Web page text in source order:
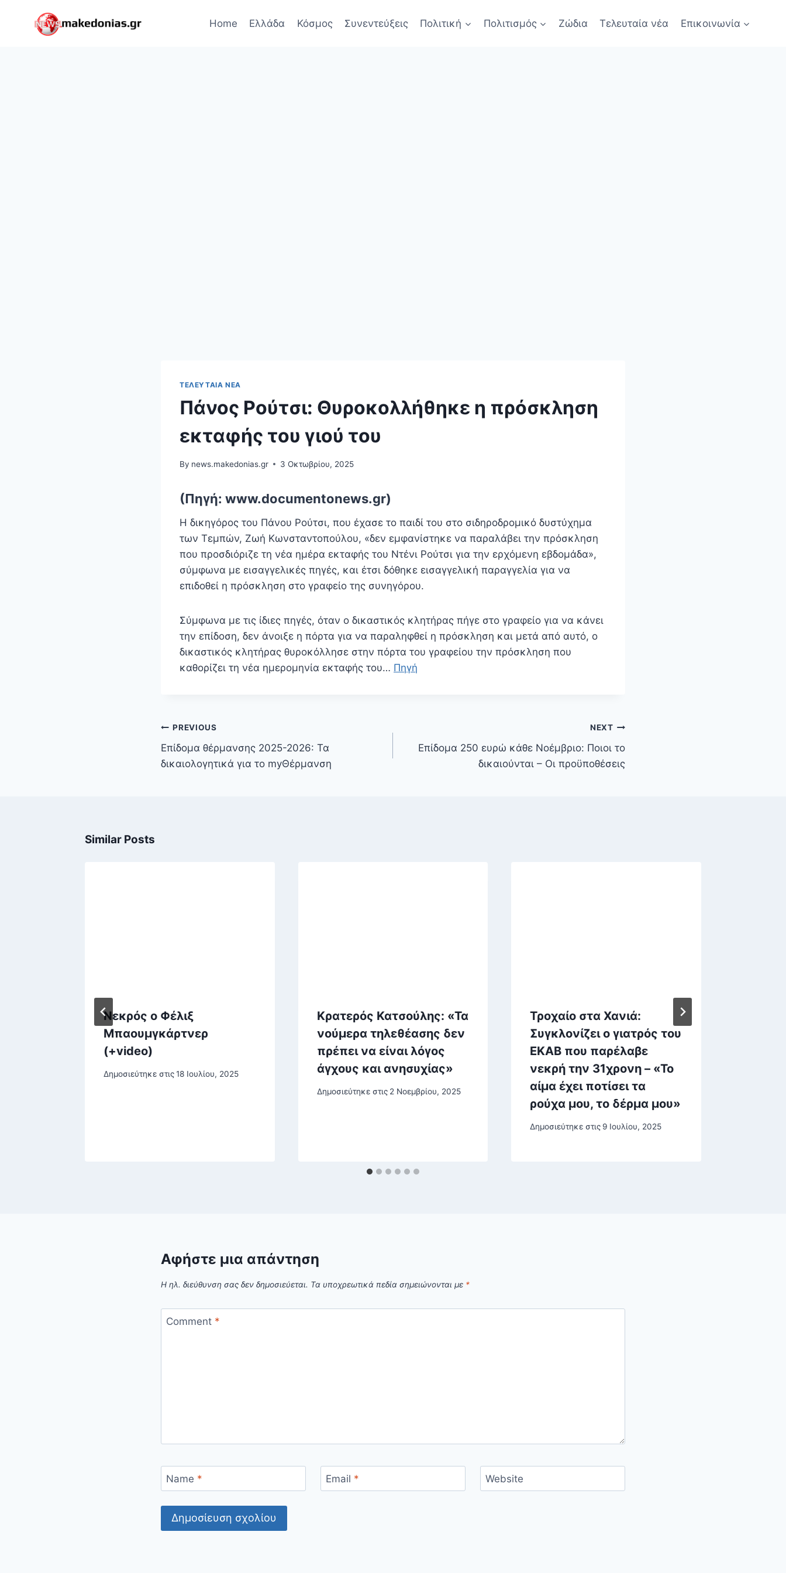
Home Ελλάδα Κόσμος Συνεντεύξεις Πολιτική Πολιτισμός Ζώδια Τελευταία νέα Επικοινωνία
ΤΕΛΕΥΤΑΊΑ ΝΈΑ
Πάνος Ρούτσι: Θυροκολλήθηκε η πρόσκληση
εκταφής του γιού του
By news.makedonias.gr 3 Οκτωβρίου, 2025
(Πηγή: www.documentonews.gr)
Η δικηγόρος του Πάνου Ρούτσι, που έχασε το παιδί του στο σιδηροδρομικό δυστύχημα
των Τεμπών, Ζωή Κωνσταντοπούλου, «δεν εμφανίστηκε να παραλάβει την πρόσκληση
που προσδιόριζε τη νέα ημέρα εκταφής του Ντένι Ρούτσι για την ερχόμενη εβδομάδα»,
σύμφωνα με εισαγγελικές πηγές, και έτσι δόθηκε εισαγγελική παραγγελία για να
επιδοθεί η πρόσκληση στο γραφείο της συνηγόρου.
Σύμφωνα με τις ίδιες πηγές, όταν ο δικαστικός κλητήρας πήγε στο γραφείο για να κάνει
την επίδοση, δεν άνοιξε η πόρτα για να παραληφθεί η πρόσκληση και μετά από αυτό, ο
δικαστικός κλητήρας θυροκόλλησε στην πόρτα του γραφείου την πρόσκληση που
καθορίζει τη νέα ημερομηνία εκταφής του… Πηγή
Πλοήγηση
άρθρων
PREVIOUS
Επίδομα θέρμανσης 2025-2026: Τα
δικαιολογητικά για το myΘέρμανση
NEXT
Επίδομα 250 ευρώ κάθε Νοέμβριο: Ποιοι το
δικαιούνται – Οι προϋποθέσεις
Similar Posts
Νεκρός ο Φέλιξ
Μπαουμγκάρτνερ
(+video)
Δημοσιεύτηκε στις18 Ιουλίου, 2025
Κρατερός Κατσούλης: «Τα
νούμερα τηλεθέασης δεν
πρέπει να είναι λόγος
άγχους και ανησυχίας»
Δημοσιεύτηκε στις 2 Νοεμβρίου, 2025
Τροχαίο στα Χανιά:
Συγκλονίζει ο γιατρός του
ΕΚΑΒ που παρέλαβε
νεκρή την 31χρονη – «Το
αίμα έχει ποτίσει τα
ρούχα μου, το δέρμα μου»
Δημοσιεύτηκε στις 9 Ιουλίου, 2025
Αφήστε μια απάντηση
Η ηλ. διεύθυνση σας δεν δημοσιεύεται. Τα υποχρεωτικά πεδία σημειώνονται με *
Comment *
Name * Email * Website